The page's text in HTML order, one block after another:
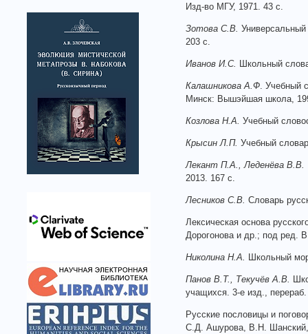
Изд-во МГУ, 1971. 43 с.
Зотова С.В.
203 с.
Иванов И.С. Школьный
Калашникова А.Ф. Учебный
Минск: Вышэйшая школа,
Козлова Н.А. Учебный
Крысин Л.П. Учебный
Лекант П.А., Леденёва В.В.
2013. 167 с.
Лесников С.В. Словарь
Лексическая основа
Дорогонова и др.; под ред.
Николина Н.А. Школьный
Панов В.Т., Текучёв А.В.
учащихся. 3-е изд.,
Русские пословицы и
С.Д. Ашурова, В.Н.